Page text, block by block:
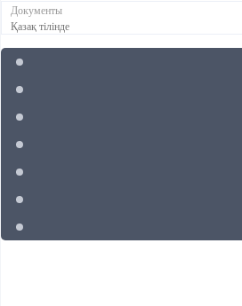
Документы
Қазақ тілінде